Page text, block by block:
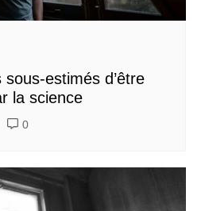
estimés d’être
la science
0